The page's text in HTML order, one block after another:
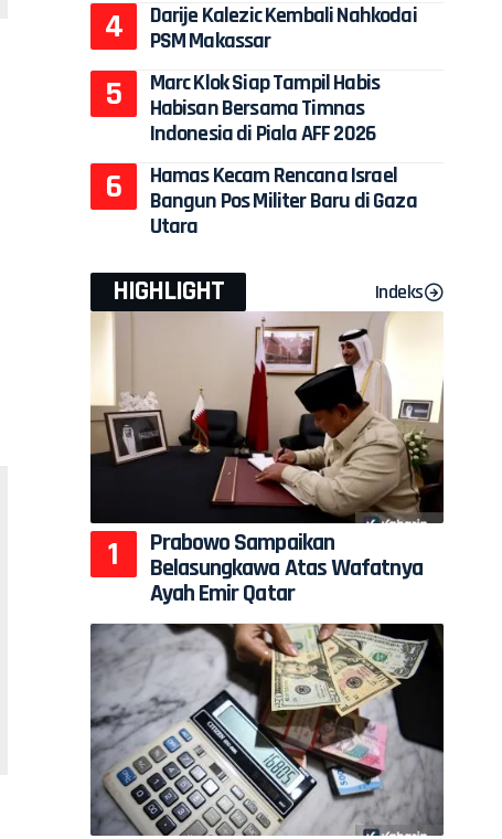
Darije Kalezic Kembali Nahkodai
PSM Makassar
Marc Klok Siap Tampil Habis
Habisan Bersama Timnas
Indonesia di Piala AFF 2026
Hamas Kecam Rencana Israel
Bangun Pos Militer Baru di Gaza
Utara
HIGHLIGHT Indeks
Prabowo Sampaikan
Belasungkawa Atas Wafatnya
Ayah Emir Qatar